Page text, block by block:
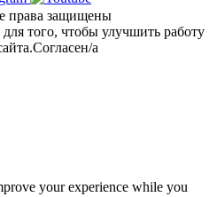
права защищены
того, чтобы улучшить работу
Согласен/а
your experience while you